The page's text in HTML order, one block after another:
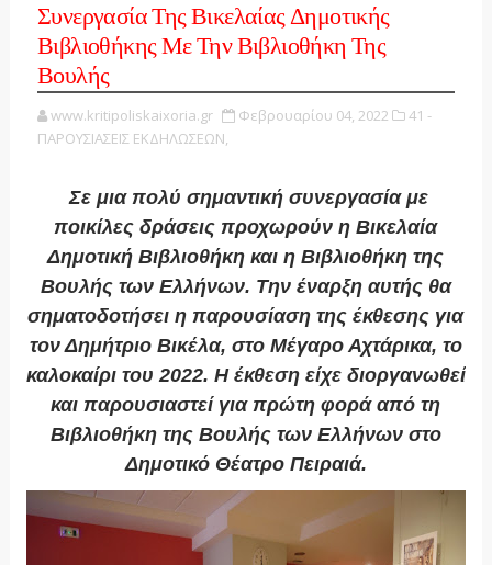
Συνεργασία Της Βικελαίας Δημοτικής
Βιβλιοθήκης Με Την Βιβλιοθήκη Της
Βουλής
www.kritipoliskaixoria.gr Φεβρουαρίου 04, 2022
41 -
ΠΑΡΟΥΣΙΑΣΕΙΣ ΕΚΔΗΛΩΣΕΩΝ,
Σε μια πολύ σημαντική συνεργασία με
ποικίλες δράσεις προχωρούν η Βικελαία
Δημοτική Βιβλιοθήκη και η Βιβλιοθήκη της
Βουλής των Ελλήνων. Την έναρξη αυτής θα
σηματοδοτήσει η παρουσίαση της έκθεσης για
τον Δημήτριο Βικέλα, στο Μέγαρο Αχτάρικα, το
καλοκαίρι του 2022. Η έκθεση είχε διοργανωθεί
και παρουσιαστεί για πρώτη φορά από τη
Βιβλιοθήκη της Βουλής των Ελλήνων στο
Δημοτικό Θέατρο Πειραιά.